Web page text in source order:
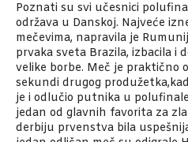
Poznati su svi učesnici
održava u Danskoj. Najveće
mečevima, napravila je
prvaka sveta Brazila, izbacila i
velike borbe. Meč je praktično
sekundi drugog
je i odlučio putnika u
jedan od glavnih favorita za
derbiju prvenstva bila